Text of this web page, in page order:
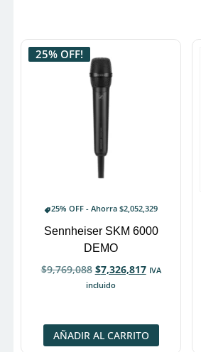
25% OFF!
25% OFF - Ahorra$2,052,329
Sennheiser SKM 6000
DEMO
$9,769,088 $7,326,817 IVA
incluido
AÑADIR AL CARRITO